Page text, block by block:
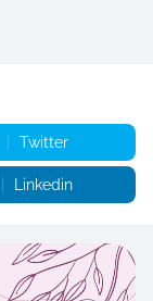
Twitter
Linkedin